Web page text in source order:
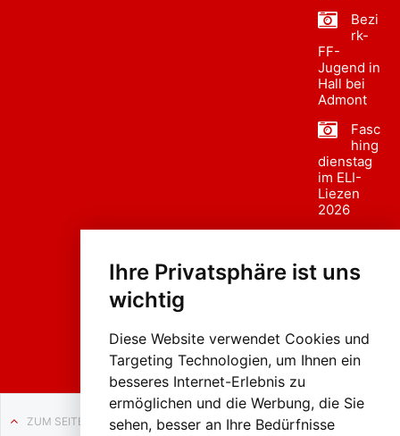
Ihre Privatsphäre ist uns
wichtig
Diese Website verwendet Cookies und
Targeting Technologien, um Ihnen ein
besseres Internet-Erlebnis zu
ermöglichen und die Werbung, die Sie
sehen, besser an Ihre Bedürfnisse
Bezi
rk-
FF-
Jugend in
Hall bei
Admont
Fasc
hing
dienstag
im ELI-
Liezen
2026
sumzug
Liezen
ZUM SEITENANFANG